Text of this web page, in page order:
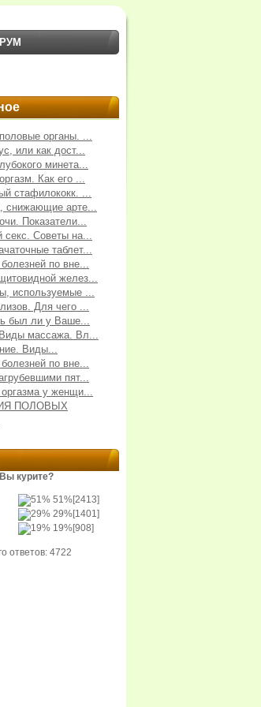
органы. ...
или как дост...
минета...
Как его ...
стафилококк. ...
снижающие арте...
Показатели...
секс. Советы на...
таблет...
болезней по вне...
желез...
используемые ...
Для чего ...
был ли у Ваше...
массажа. Вл...
Виды...
болезней по вне...
пят...
оргазма у женщи...
ПОЛОВЫХ
Вы курите?
51%[2413]
29%[1401]
19%[908]
ответов: 4722